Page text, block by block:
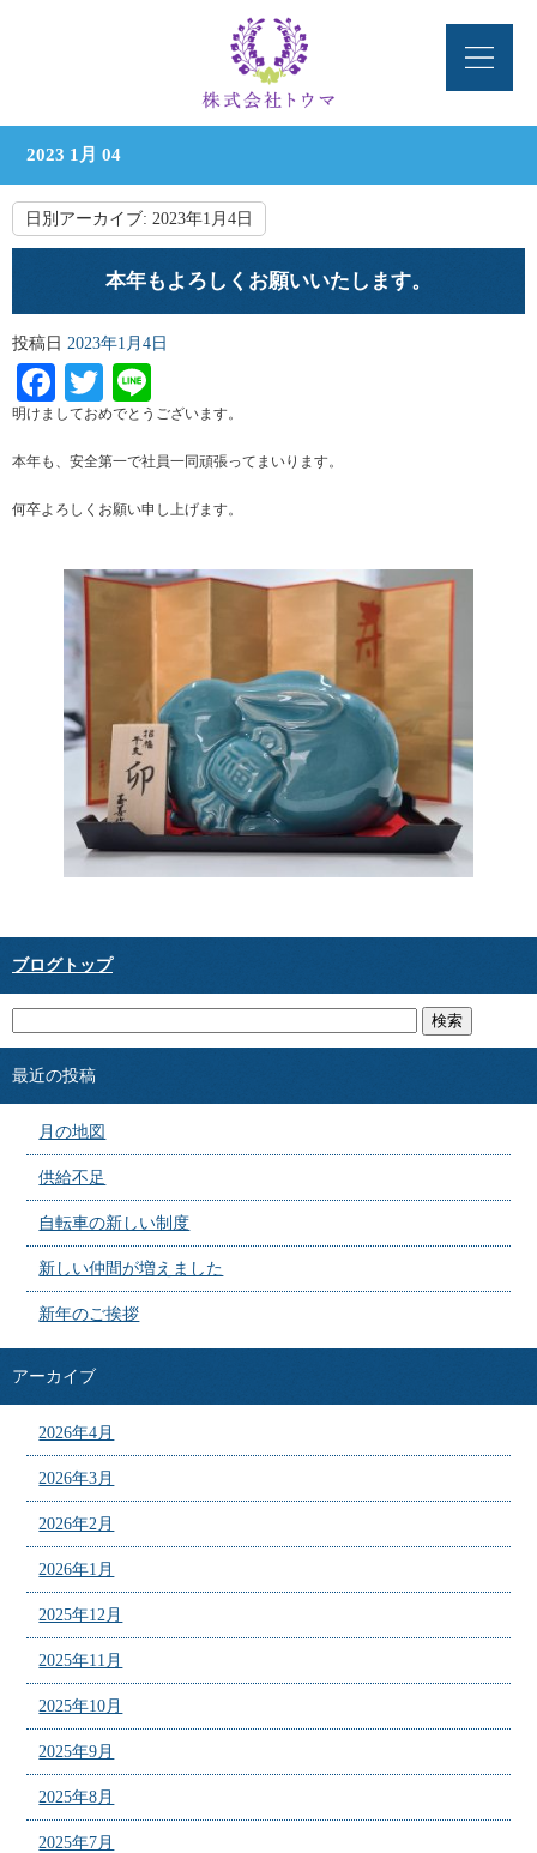
2023 1月 04
日別アーカイブ: 2023年1月4日
本年もよろしくお願いいたします。
投稿日 2023年1月4日
Facebook
Twitter
明けましておめでとうございます。
本年も、安全第一で社員一同頑張ってまいります。
何卒よろしくお願い申し上げます。
ブログトップ
最近の投稿
月の地図
供給不足
自転車の新しい制度
新しい仲間が増えました
新年のご挨拶
アーカイブ
2026年4月
2026年3月
2026年2月
2026年1月
2025年12月
2025年11月
2025年10月
2025年9月
2025年8月
2025年7月